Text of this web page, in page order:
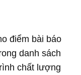
điểm bài báo
danh sách
chất lượng